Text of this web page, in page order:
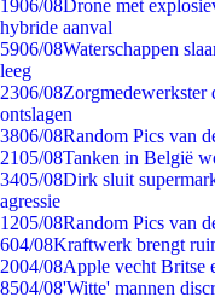
1906/08Drone met
hybride aanval
5906/08Waterschappen
leeg
2306/08Zorgmedewerkster
ontslagen
3806/08Random Pics van
2105/08Tanken in België
3405/08Dirk sluit
agressie
1205/08Random Pics van
604/08Kraftwerk brengt
2004/08Apple vecht Britse
8504/08'Witte' mannen